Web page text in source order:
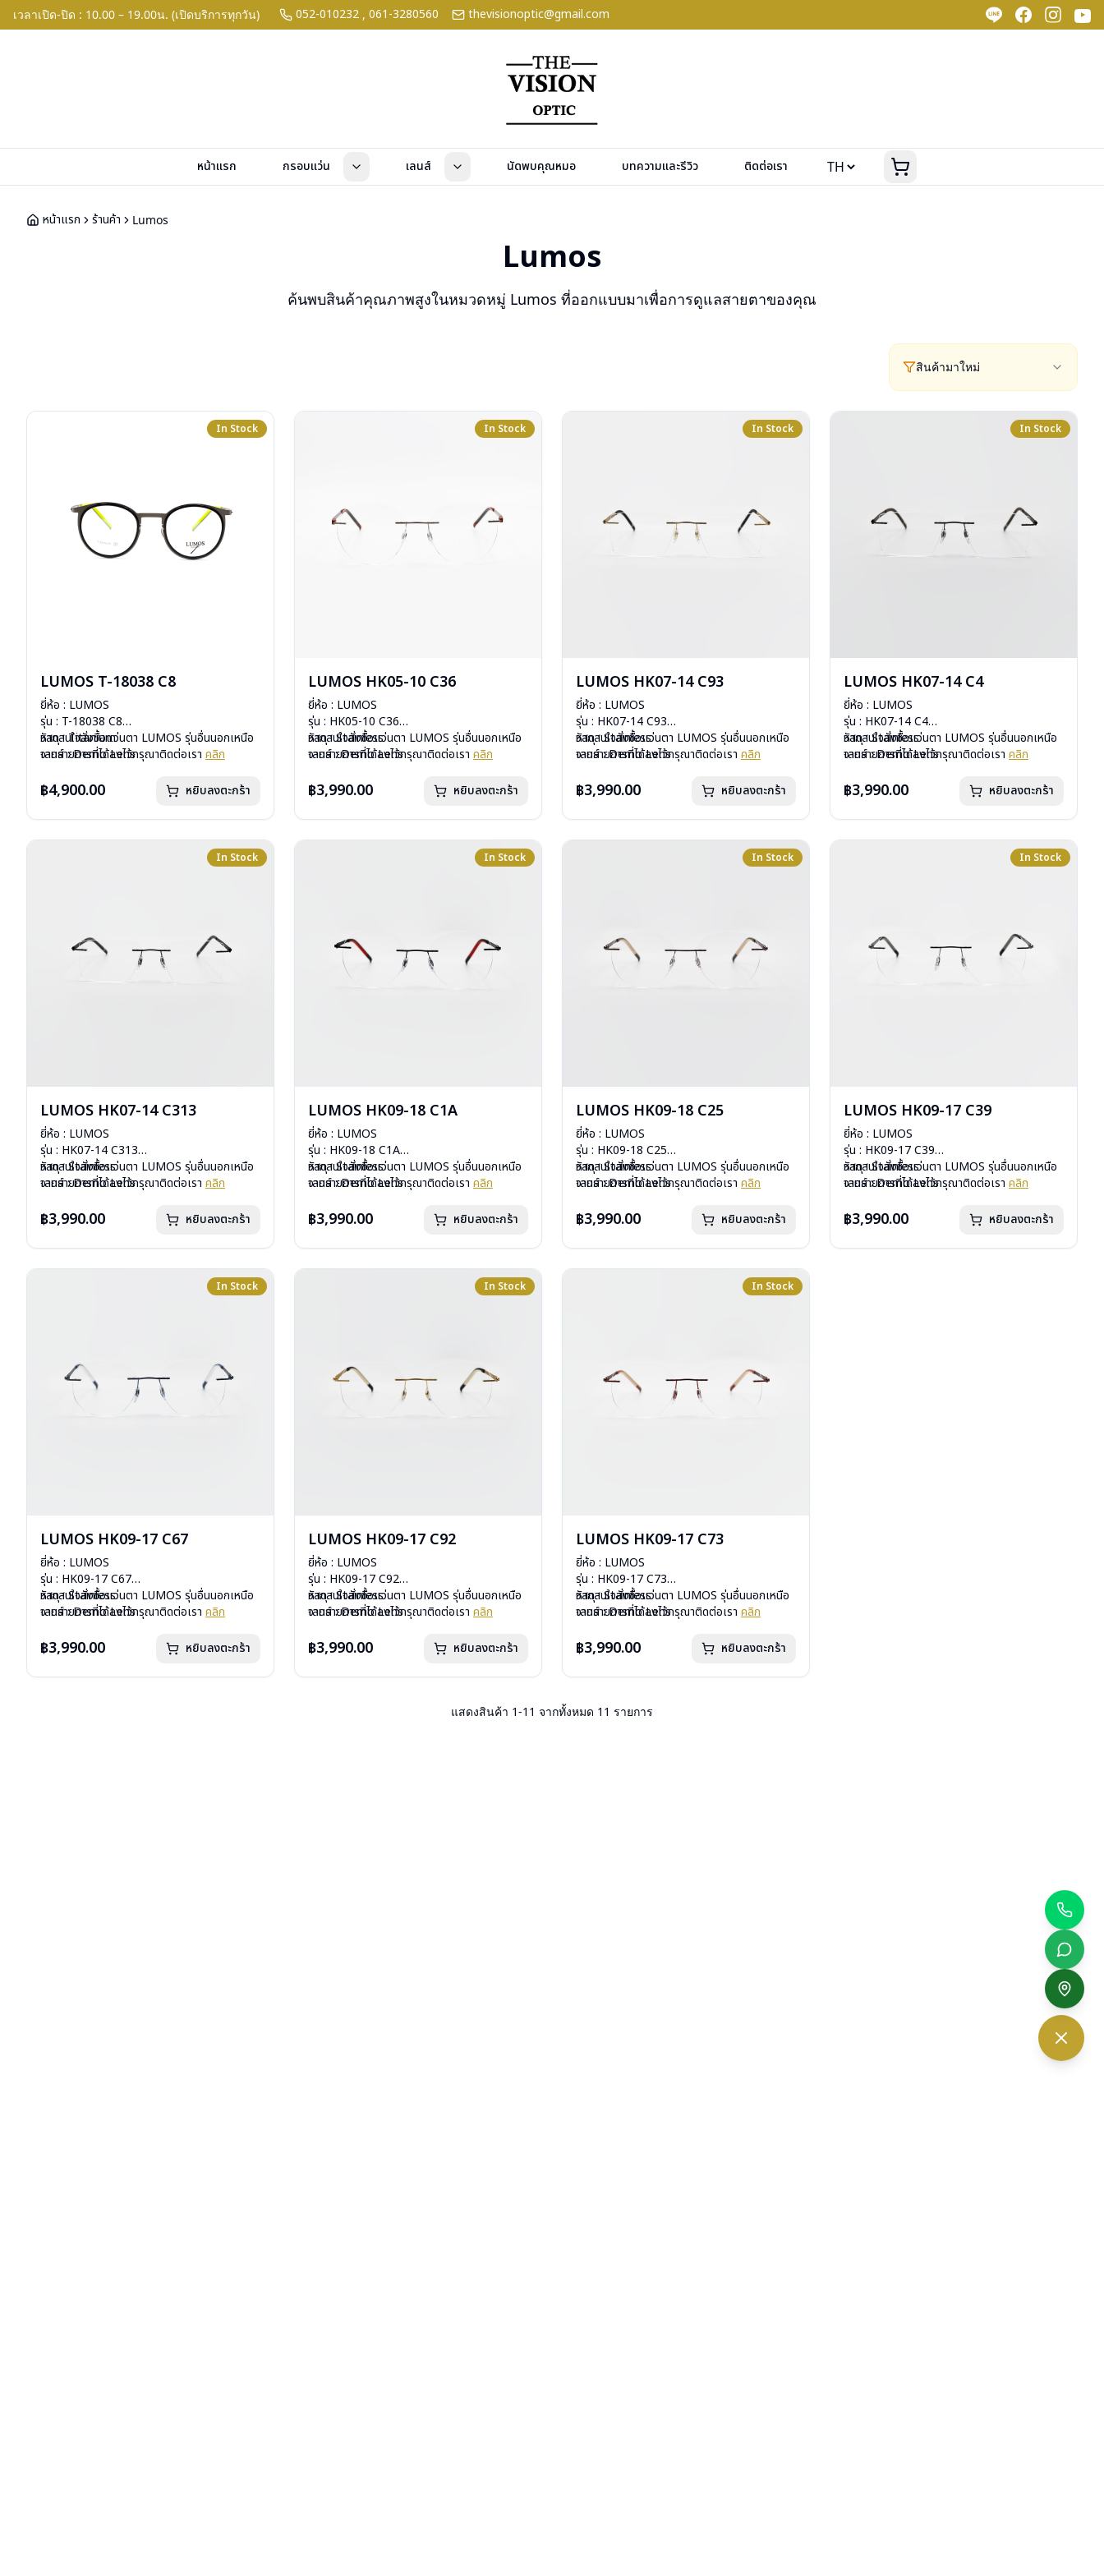
เวลาเปิด-ปิด : 10.00 – 19.00น. (เปิดบริการทุกวัน) 052-010232 , 061-3280560 thevisionoptic@gmail.com
หน้าแรก กรอบแว่น เลนส์ นัดพบคุณหมอ บทความและรีวิว ติดต่อเรา
หน้าแรก ร้านค้า Lumos
Lumos
ค้นพบสินค้าคุณภาพสูงในหมวดหมู่ Lumos ที่ออกแบบมาเพื่อการดูแลสายตาของคุณ
สินค้ามาใหม่
In Stock
LUMOS T-18038 C8
ยี่ห้อ : LUMOS
รุ่น : T-18038 C8
วัสดุ : Titanium
เลนส์ : Demo Lens
น้ำหนัก : 14 กรัม
การรับประกัน : 2 ปี
หากสนใจสั่งชื้อแว่นตา LUMOS รุ่นอื่นนอกเหนือ
จากรายการที่ได้ลงไว้กรุณาติดต่อเรา คลิก
฿4,900.00 หยิบลงตะกร้า
In Stock
LUMOS HK05-10 C36
ยี่ห้อ : LUMOS
รุ่น : HK05-10 C36
วัสดุ : Stainless
เลนส์ : Demo Lens
น้ำหนัก : 16 กรัม
การรับประกัน : 2 ปี
หากสนใจสั่งชื้อแว่นตา LUMOS รุ่นอื่นนอกเหนือ
จากรายการที่ได้ลงไว้กรุณาติดต่อเรา คลิก
฿3,990.00 หยิบลงตะกร้า
In Stock
LUMOS HK07-14 C93
ยี่ห้อ : LUMOS
รุ่น : HK07-14 C93
วัสดุ : Stainless
เลนส์ : Demo Lens
น้ำหนัก : 16 กรัม
การรับประกัน : 1 ปี
หากสนใจสั่งชื้อแว่นตา LUMOS รุ่นอื่นนอกเหนือ
จากรายการที่ได้ลงไว้กรุณาติดต่อเรา คลิก
฿3,990.00 หยิบลงตะกร้า
In Stock
LUMOS HK07-14 C4
ยี่ห้อ : LUMOS
รุ่น : HK07-14 C4
วัสดุ : Stainless
เลนส์ : Demo Lens
น้ำหนัก : 16 กรัม
การรับประกัน : 1 ปี
หากสนใจสั่งชื้อแว่นตา LUMOS รุ่นอื่นนอกเหนือ
จากรายการที่ได้ลงไว้กรุณาติดต่อเรา คลิก
฿3,990.00 หยิบลงตะกร้า
In Stock
LUMOS HK07-14 C313
ยี่ห้อ : LUMOS
รุ่น : HK07-14 C313
วัสดุ : Stainless
เลนส์ : Demo Lens
น้ำหนัก : 16 กรัม
การรับประกัน : 1 ปี
หากสนใจสั่งชื้อแว่นตา LUMOS รุ่นอื่นนอกเหนือ
จากรายการที่ได้ลงไว้กรุณาติดต่อเรา คลิก
฿3,990.00 หยิบลงตะกร้า
In Stock
LUMOS HK09-18 C1A
ยี่ห้อ : LUMOS
รุ่น : HK09-18 C1A
วัสดุ : Stainless
เลนส์ : Demo Lens
น้ำหนัก : 16 กรัม
การรับประกัน : 1 ปี
หากสนใจสั่งชื้อแว่นตา LUMOS รุ่นอื่นนอกเหนือ
จากรายการที่ได้ลงไว้กรุณาติดต่อเรา คลิก
฿3,990.00 หยิบลงตะกร้า
In Stock
LUMOS HK09-18 C25
ยี่ห้อ : LUMOS
รุ่น : HK09-18 C25
วัสดุ : Stainless
เลนส์ : Demo Lens
น้ำหนัก : 16 กรัม
การรับประกัน : 1 ปี
หากสนใจสั่งชื้อแว่นตา LUMOS รุ่นอื่นนอกเหนือ
จากรายการที่ได้ลงไว้กรุณาติดต่อเรา คลิก
฿3,990.00 หยิบลงตะกร้า
In Stock
LUMOS HK09-17 C39
ยี่ห้อ : LUMOS
รุ่น : HK09-17 C39
วัสดุ : Stainless
เลนส์ : Demo Lens
น้ำหนัก : 16 กรัม
การรับประกัน : 1 ปี
หากสนใจสั่งชื้อแว่นตา LUMOS รุ่นอื่นนอกเหนือ
จากรายการที่ได้ลงไว้กรุณาติดต่อเรา คลิก
฿3,990.00 หยิบลงตะกร้า
In Stock
LUMOS HK09-17 C67
ยี่ห้อ : LUMOS
รุ่น : HK09-17 C67
วัสดุ : Stainless
เลนส์ : Demo Lens
น้ำหนัก : 16 กรัม
การรับประกัน : 1 ปี
หากสนใจสั่งชื้อแว่นตา LUMOS รุ่นอื่นนอกเหนือ
จากรายการที่ได้ลงไว้กรุณาติดต่อเรา คลิก
฿3,990.00 หยิบลงตะกร้า
In Stock
LUMOS HK09-17 C92
ยี่ห้อ : LUMOS
รุ่น : HK09-17 C92
วัสดุ : Stainless
เลนส์ : Demo Lens
น้ำหนัก : 16 กรัม
การรับประกัน : 1 ปี
หากสนใจสั่งชื้อแว่นตา LUMOS รุ่นอื่นนอกเหนือ
จากรายการที่ได้ลงไว้กรุณาติดต่อเรา คลิก
฿3,990.00 หยิบลงตะกร้า
In Stock
LUMOS HK09-17 C73
ยี่ห้อ : LUMOS
รุ่น : HK09-17 C73
วัสดุ : Stainless
เลนส์ : Demo Lens
น้ำหนัก : 16 กรัม
การรับประกัน : 1 ปี
หากสนใจสั่งชื้อแว่นตา LUMOS รุ่นอื่นนอกเหนือ
จากรายการที่ได้ลงไว้กรุณาติดต่อเรา คลิก
฿3,990.00 หยิบลงตะกร้า
แสดงสินค้า 1-11 จากทั้งหมด 11 รายการ